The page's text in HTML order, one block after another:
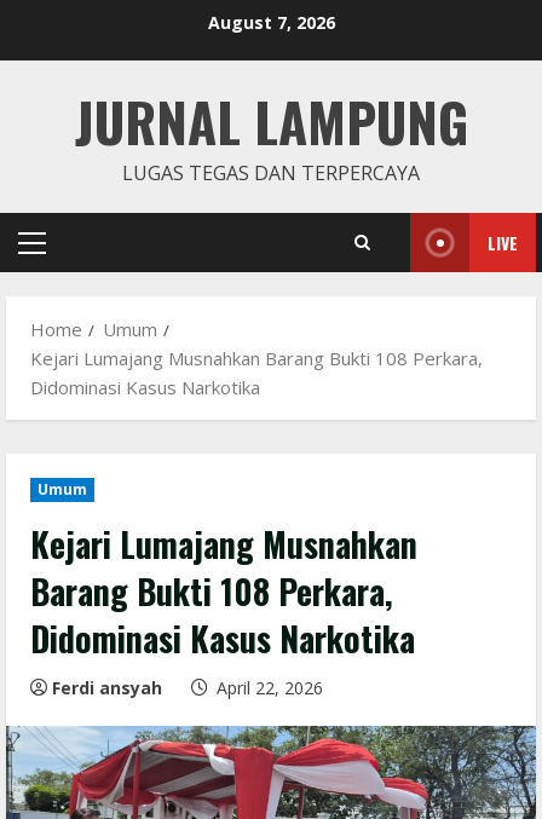
August 7, 2026
JURNAL LAMPUNG
LUGAS TEGAS DAN TERPERCAYA
Primary
LIVE
Home
Umum
Kejari Lumajang Musnahkan Barang Bukti 108 Perkara,
Didominasi Kasus Narkotika
Umum
Kejari Lumajang Musnahkan
Barang Bukti 108 Perkara,
Didominasi Kasus Narkotika
Ferdi ansyah April 22, 2026